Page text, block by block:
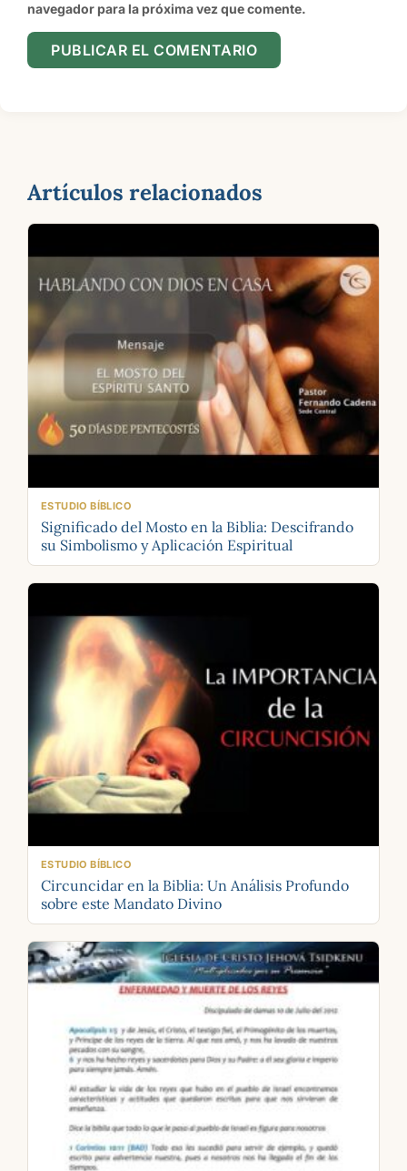
navegador para la próxima vez que comente.
Artículos relacionados
ESTUDIO BÍBLICO
Significado del Mosto en la Biblia: Descifrando
su Simbolismo y Aplicación Espiritual
ESTUDIO BÍBLICO
Circuncidar en la Biblia: Un Análisis Profundo
sobre este Mandato Divino